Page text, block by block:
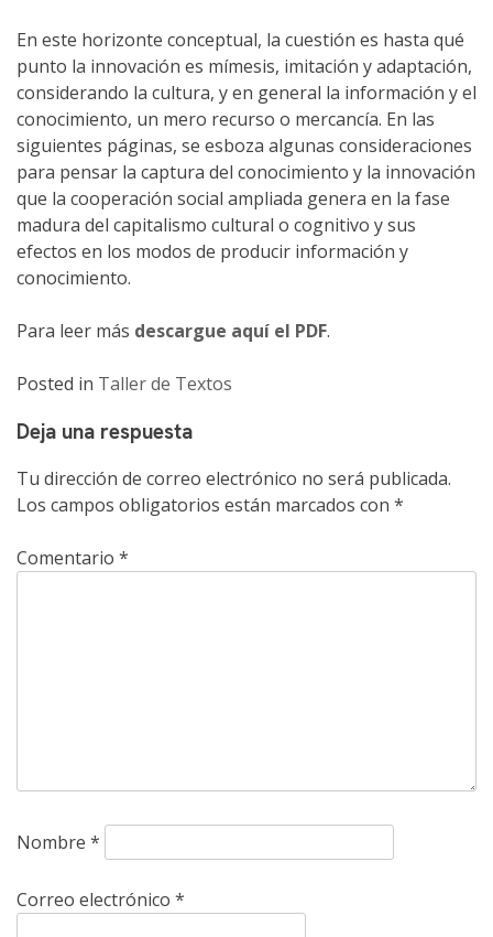
En este horizonte conceptual, la cuestión es hasta qué
punto la innovación es mímesis, imitación y adaptación,
considerando la cultura, y en general la información y el
conocimiento, un mero recurso o mercancía. En las
siguientes páginas, se esboza algunas consideraciones
para pensar la captura del conocimiento y la innovación
que la cooperación social ampliada genera en la fase
madura del capitalismo cultural o cognitivo y sus
efectos en los modos de producir información y
conocimiento.
Para leer más descargue aquí el PDF.
Posted in Taller de Textos
Deja una respuesta
Tu dirección de correo electrónico no será publicada.
Los campos obligatorios están marcados con *
Comentario *
Nombre *
Correo electrónico *